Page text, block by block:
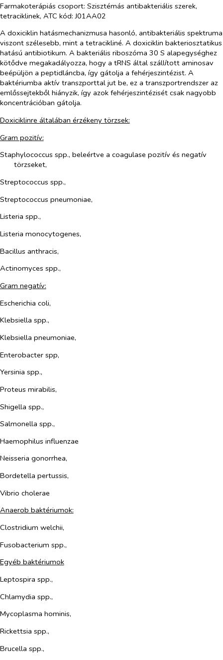
Farmakoterápiás csoport: Szisztémás antibakteriális szerek,
tetraciklinek, ATC kód: J01AA02
A doxiciklin hatásmechanizmusa hasonló, antibakteriális spektruma
viszont szélesebb, mint a tetracikliné. A doxiciklin bakteriosztatikus
hatású antibiotikum. A bakteriális riboszóma 30 S alapegységhez
kötődve megakadályozza, hogy a tRNS által szállított aminosav
beépüljön a peptidláncba, így gátolja a fehérjeszintézist. A
baktériumba aktív transzporttal jut be, ez a transzportrendszer az
emlőssejtekből hiányzik, így azok fehérjeszintézisét csak nagyobb
koncentrációban gátolja.
Doxiciklinre általában érzékeny törzsek:
Gram pozitív:
Staphylococcus spp., beleértve a coagulase pozitív és negatív
törzseket,
Streptococcus spp.,
Streptococcus pneumoniae,
Listeria spp.,
Listeria monocytogenes,
Bacillus anthracis,
Actinomyces spp.,
Gram negatív:
Escherichia coli,
Klebsiella spp.,
Klebsiella pneumoniae,
Enterobacter spp,
Yersinia spp.,
Proteus mirabilis,
Shigella spp.,
Salmonella spp.,
Haemophilus influenzae
Neisseria gonorrhea,
Bordetella pertussis,
Vibrio cholerae
Anaerob baktériumok:
Clostridium welchii,
Fusobacterium spp.,
Egyéb baktériumok
Leptospira spp.,
Chlamydia spp.,
Mycoplasma hominis,
Rickettsia spp.,
Brucella spp.,